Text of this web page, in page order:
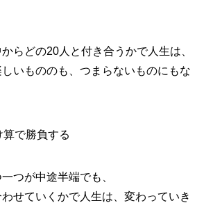
らどの20人と付き合うかで人生は、
いもののも、つまらないものにもな
で勝負する
つが中途半端でも、
せていくかで人生は、変わっていき